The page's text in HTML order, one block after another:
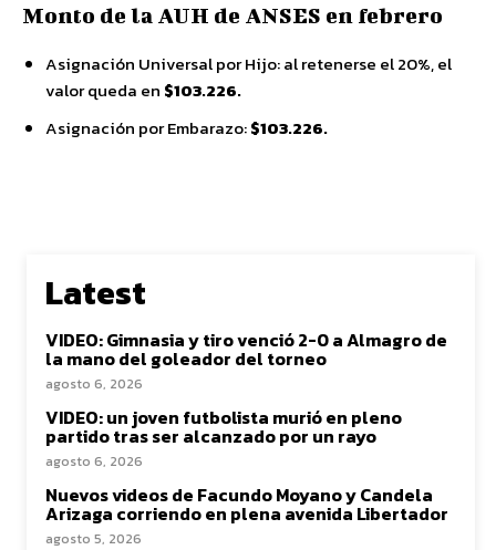
Monto de la AUH de ANSES en febrero
Asignación Universal por Hijo: al retenerse el 20%, el
valor queda en $103.226.
Asignación por Embarazo:$103.226.
Latest
VIDEO: Gimnasia y tiro venció 2-0 a Almagro de
la mano del goleador del torneo
agosto 6, 2026
VIDEO: un joven futbolista murió en pleno
partido tras ser alcanzado por un rayo
agosto 6, 2026
Nuevos videos de Facundo Moyano y Candela
Arizaga corriendo en plena avenida Libertador
agosto 5, 2026